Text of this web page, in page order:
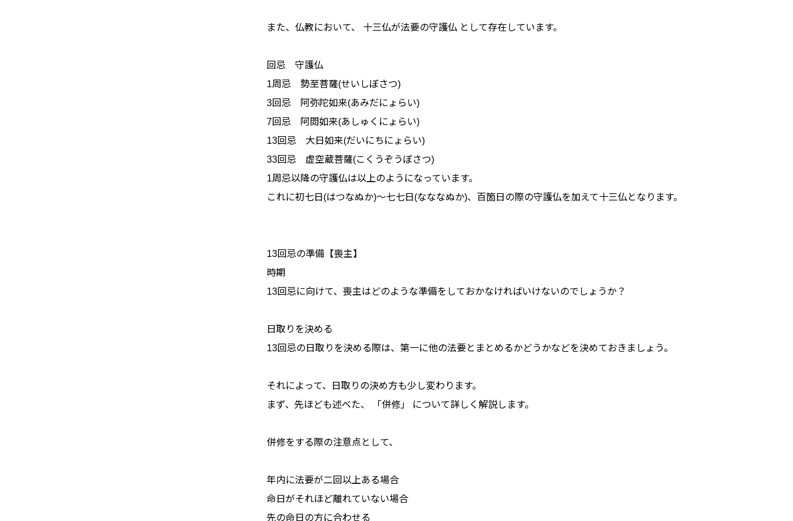
また、仏教において、 十三仏が法要の守護仏 として存在しています。
回忌 守護仏
1周忌 勢至菩薩(せいしぼさつ)
3回忌 阿弥陀如来(あみだにょらい)
7回忌 阿閦如来(あしゅくにょらい)
13回忌 大日如来(だいにちにょらい)
33回忌 虚空蔵菩薩(こくうぞうぼさつ)
1周忌以降の守護仏は以上のようになっています。
これに初七日(はつなぬか)〜七七日(なななぬか)、百箇日の際の守護仏を加えて十三仏となります。
13回忌の準備【喪主】
時期
13回忌に向けて、喪主はどのような準備をしておかなければいけないのでしょうか？
日取りを決める
13回忌の日取りを決める際は、第一に他の法要とまとめるかどうかなどを決めておきましょう。
それによって、日取りの決め方も少し変わります。
まず、先ほども述べた、 「併修」 について詳しく解説します。
併修をする際の注意点として、
年内に法要が二回以上ある場合
命日がそれほど離れていない場合
先の命日の方に合わせる